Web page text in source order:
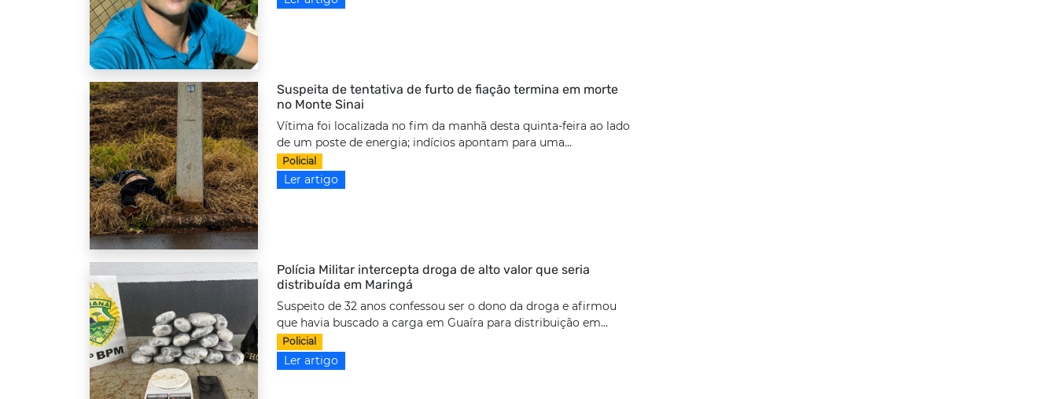
Suspeita de tentativa de furto de fiação termina em morte
no Monte Sinai
Vítima foi localizada no fim da manhã desta quinta-feira ao lado
de um poste de energia; indícios apontam para uma...
Policial
Ler artigo
Polícia Militar intercepta droga de alto valor que seria
distribuída em Maringá
Suspeito de 32 anos confessou ser o dono da droga e afirmou
que havia buscado a carga em Guaíra para distribuição em...
Policial
Ler artigo